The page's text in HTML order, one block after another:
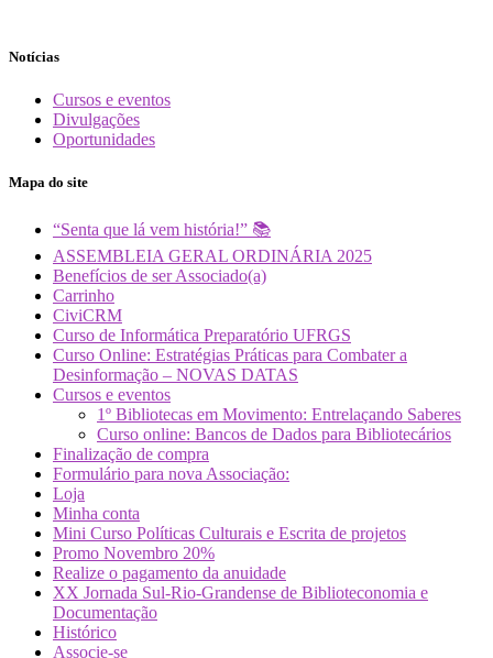
Notícias
Cursos e eventos
Divulgações
Oportunidades
Mapa do site
“Senta que lá vem história!” 📚
ASSEMBLEIA GERAL ORDINÁRIA 2025
Benefícios de ser Associado(a)
Carrinho
CiviCRM
Curso de Informática Preparatório UFRGS
Curso Online: Estratégias Práticas para Combater a
Desinformação – NOVAS DATAS
Cursos e eventos
1º Bibliotecas em Movimento: Entrelaçando Saberes
Curso online: Bancos de Dados para Bibliotecários
Finalização de compra
Formulário para nova Associação:
Loja
Minha conta
Mini Curso Políticas Culturais e Escrita de projetos
Promo Novembro 20%
Realize o pagamento da anuidade
XX Jornada Sul-Rio-Grandense de Biblioteconomia e
Documentação
Histórico
Associe-se